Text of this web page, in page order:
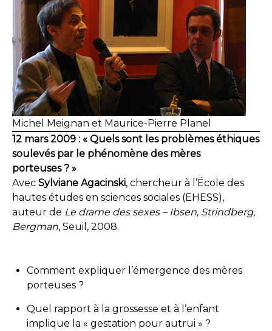
Michel Meignan et Maurice-Pierre Planel
12 mars 2009 : « Quels sont les problèmes éthiques
soulevés par le phénomène des mères
porteuses ? »
Avec Sylviane Agacinski, chercheur à l’École des
hautes études en sciences sociales (EHESS),
auteur de Le drame des sexes – Ibsen, Strindberg,
Bergman, Seuil, 2008.
Comment expliquer l’émergence des mères
porteuses ?
Quel rapport à la grossesse et à l’enfant
implique la « gestation pour autrui » ?